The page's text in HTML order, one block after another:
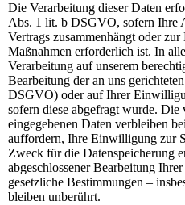
Die Verarbeitung dieser Daten
Abs. 1 lit. b DSGVO, sofern Ihre
Vertrags zusammenhängt oder
Maßnahmen erforderlich ist. In
Verarbeitung auf unserem
Bearbeitung der an uns
DSGVO) oder auf Ihrer
sofern diese abgefragt wurde.
eingegebenen Daten verbleiben
auffordern, Ihre Einwilligung zur
Zweck für die Datenspeicherung
abgeschlossener Bearbeitung
gesetzliche Bestimmungen –
bleiben unberührt.